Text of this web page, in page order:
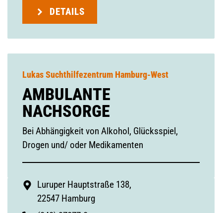
DETAILS
Lukas Suchthilfezentrum Hamburg-West
AMBULANTE
NACHSORGE
Bei Abhängigkeit von Alkohol, Glücksspiel,
Drogen und/ oder Medikamenten
Luruper Hauptstraße 138,
22547 Hamburg